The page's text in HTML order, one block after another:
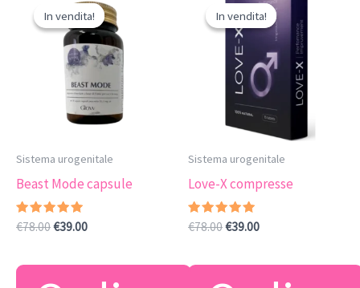
In vendita!
In vendita!
Sistema urogenitale
Beast Mode capsule
Valutato
€78.00Il
€39.00Il
In vendita!
In vendita!
Sistema urogenitale
Love-X compresse
Valutato
€78.00Il
€39.00Il